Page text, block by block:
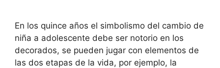
En los quince años el simbolismo del cambio de
niña a adolescente debe ser notorio en los
decorados, se pueden jugar con elementos de
las dos etapas de la vida, por ejemplo, la